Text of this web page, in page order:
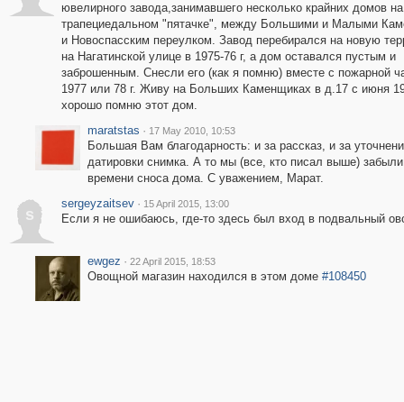
ювелирного завода,занимавшего несколько крайних домов на
трапециедальном "пятачке", между Большими и Малыми
и Новоспасским переулком. Завод перебирался на новую
на Нагатинской улице в 1975-76 г, а дом оставался пустым и
заброшенным. Снесли его (как я помню) вместе с пожарной
1977 или 78 г. Живу на Больших Каменщиках в д.17 с июня
хорошо помню этот дом.
maratstas · 17 May 2010, 10:53
Большая Вам благодарность: и за рассказ, и за
датировки снимка. А то мы (все, кто писал выше)
времени сноса дома. С уважением, Марат.
s
sergeyzaitsev · 15 April 2015, 13:00
Если я не ошибаюсь, где-то здесь был вход в подвальный
ewgez · 22 April 2015, 18:53
Овощной магазин находился в этом доме #108450